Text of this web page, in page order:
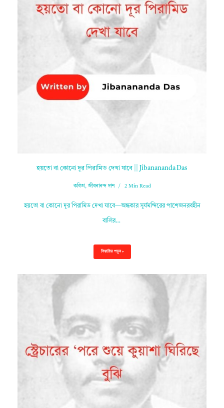
হয়তো বা কোনো দূর পিরামিড দেখা যাবে || Jibanananda Das
কবিতা,জীবনানন্দ দাশ 2 Min Read
হয়তো বা কোনো দূর পিরামিড দেখা যাবে—অন্ধকার সূর্যমন্দিরের পাশেজনরবহীন
বালির…
বিস্তারিত পড়ুন »